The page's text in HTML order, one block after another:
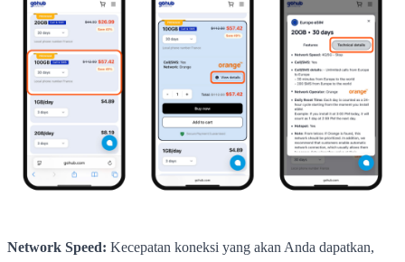
Network Speed: Kecepatan koneksi yang akan Anda dapatkan,